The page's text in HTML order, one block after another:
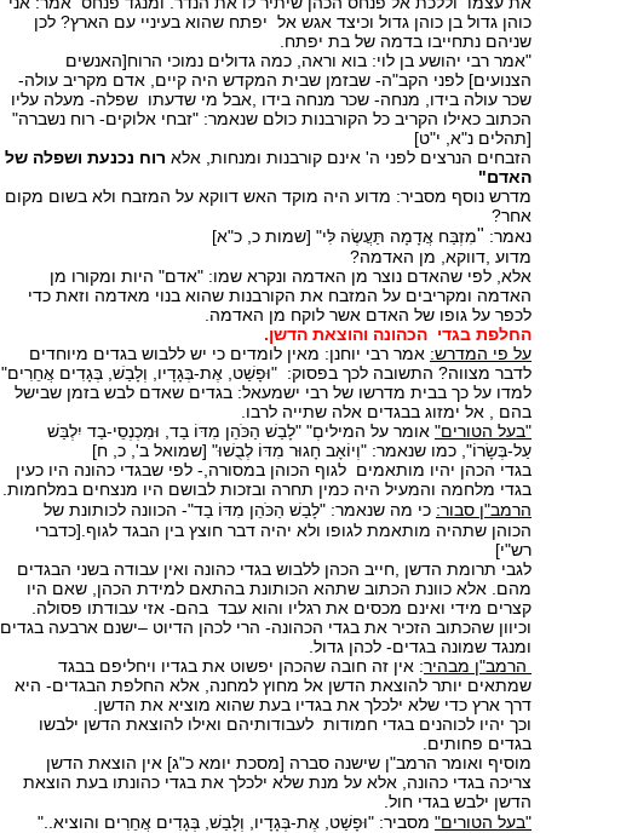
כוהן גדול בן כוהן גדול וכיצד אגש אל יפתח שהוא בעיניי עם הארץ? לכן
שניהם נתחייבו בדמה של בת יפתח.
"אמר רבי יהושע בן לוי: בוא וראה, כמה גדולים נמוכי הרוח[האנשים
הצנועים] לפני הקב"ה- שבזמן שבית המקדש היה קיים, אדם מקריב עולה-
שכר עולה בידו, מנחה- שכר מנחה בידו ,אבל מי שדעתו שפלה- מעלה עליו
הכתוב כאילו הקריב כל הקורבנות כולם שנאמר: "זבחי אלוקים- רוח נשברה"
[תהלים נ"א, י"ט]
הזבחים הנרצים לפני ה' אינם קורבנות ומנחות, אלא רוח נכנעת ושפלה של
האדם"
מדרש נוסף מסביר: מדוע היה מוקד האש דווקא על המזבח ולא בשום מקום
אחר?
נאמר: "מִזְבַּח אֲדָמָה תַּעֲשֶׂה לִּי" [שמות כ, כ"א]
מדוע ,דווקא, מן האדמה?
אלא, לפי שהאדם נוצר מן האדמה ונקרא שמו: "אדם" היות ומקורו מן
האדמה ומקריבים על המזבח את הקורבנות שהוא בנוי מאדמה וזאת כדי
לכפר על גופו של האדם אשר לוקח מן האדמה.
החלפת בגדי הכהונה והוצאת הדשן.
על פי המדרש: אמר רבי יוחנן: מאין לומדים כי יש ללבוש בגדים מיוחדים
לדבר מצווה? התשובה לכך בפסוק: "וּפָשַׁט, אֶת-בְּגָדָיו, וְלָבַשׁ, בְּגָדִים אֲחֵרִים"
למדו על כך בבית מדרשו של רבי ישמעאל: בגדים שאדם לבש בזמן שבישל
בהם , אל ימזוג בבגדים אלה שתייה לרבו.
"בעל הטורים" אומר על המיליםְ" "לָבַשׁ הַכֹּהֵן מִדּוֹ בַד, וּמִכְנְסֵי-בַד יִלְבַּשׁ
עַל-בְּשָׂרוֹ", כמו שנאמר: "וְיוֹאָב חָגוּר מִדּוֹ לְבֻשׁוּ" [שמואל ב', כ, ח]
בגדי הכהן יהיו מותאמים לגוף הכוהן במסורה,- לפי שבגדי כהונה היו כעין
בגדי מלחמה והמעיל היה כמין תחרה ובזכות לבושם היו מנצחים במלחמות.
הרמב"ן סבור: כי מה שנאמר: "לָבַשׁ הַכֹּהֵן מִדּוֹ בַד"- הכוונה לכותונת של
הכוהן שתהיה מותאמת לגופו ולא יהיה דבר חוצץ בין הבגד לגוף.[כדברי
רש"י]
לגבי תרומת הדשן ,חייב הכהן ללבוש בגדי כהונה ואין עבודה בשני הבגדים
מהם. אלא כוונת הכתוב שתהא הכותונת בהתאם למידת הכהן, שאם היו
קצרים מידי ואינם מכסים את רגליו והוא עבד בהם- אזי עבודתו פסולה.
וכיוון שהכתוב הזכיר את בגדי הכהונה- הרי לכהן הדיוט –ישנם ארבעה בגדים
ומנגד שמונה בגדים- לכהן גדול.
הרמב"ן מבהיר: אין זה חובה שהכהן יפשוט את בגדיו ויחליפם בבגד
שמתאים יותר להוצאת הדשן אל מחוץ למחנה, אלא החלפת הבגדים- היא
דרך ארץ כדי שלא ילכלך את בגדיו בעת שהוא מוציא את הדשן.
וכך יהיו לכוהנים בגדי חמודות לעבודותיהם ואילו להוצאת הדשן ילבשו
בגדים פחותים.
מוסיף ואומר הרמב"ן שישנה סברה [מסכת יומא כ"ג] אין הוצאת הדשן
צריכה בגדי כהונה, אלא על מנת שלא ילכלך את בגדי כהונתו בעת הוצאת
הדשן ילבש בגדי חול.
"בעל הטורים" מסביר: "וּפָשַׁט, אֶת-בְּגָדָיו, וְלָבַשׁ, בְּגָדִים אֲחֵרִים והוציא.."